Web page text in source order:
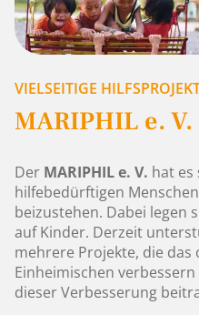
VIELSEITIGE
MARIPHIL e. V.
Der MARIPHIL e. V. hat es
hilfebedürftigen
beizustehen. Dabei legen
auf Kinder. Derzeit
mehrere Projekte, die das
Einheimischen
dieser Verbesserung